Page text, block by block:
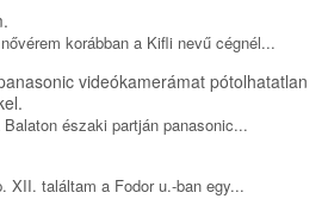
korábban a Kifli nevű cégnél...
videókamerámat pótolhatatlan
északi partján panasonic...
XII. találtam a Fodor u.-ban egy...